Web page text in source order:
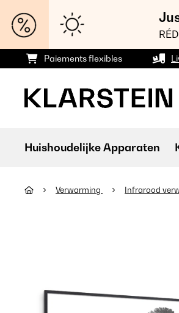
Paiements flexibles
Huishoudelijke Apparaten
Verwarming Infrarood